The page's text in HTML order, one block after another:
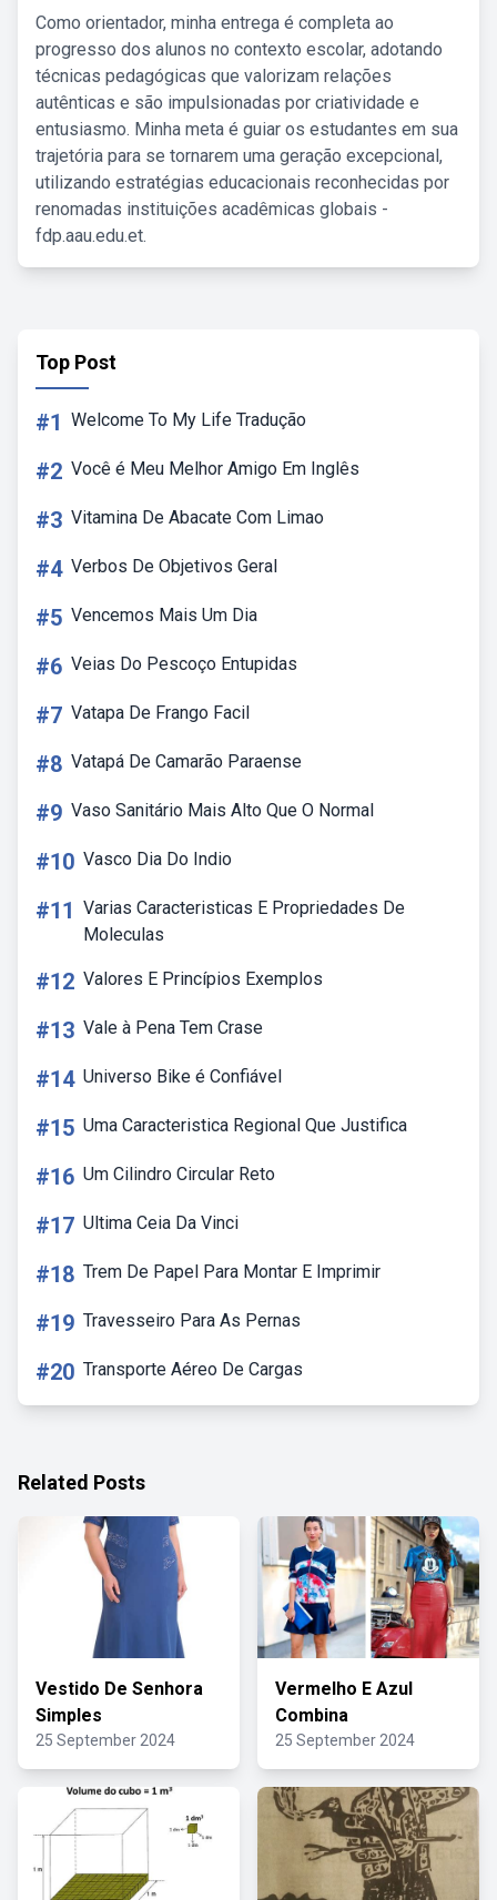
Como orientador, minha entrega é completa ao
progresso dos alunos no contexto escolar, adotando
técnicas pedagógicas que valorizam relações
autênticas e são impulsionadas por criatividade e
entusiasmo. Minha meta é guiar os estudantes em sua
trajetória para se tornarem uma geração excepcional,
utilizando estratégias educacionais reconhecidas por
renomadas instituições acadêmicas globais -
fdp.aau.edu.et.
Top Post
#1 Welcome To My Life Tradução
#2 Você é Meu Melhor Amigo Em Inglês
#3 Vitamina De Abacate Com Limao
#4 Verbos De Objetivos Geral
#5 Vencemos Mais Um Dia
#6 Veias Do Pescoço Entupidas
#7 Vatapa De Frango Facil
#8 Vatapá De Camarão Paraense
#9 Vaso Sanitário Mais Alto Que O Normal
#10 Vasco Dia Do Indio
#11 Varias Caracteristicas E Propriedades De
Moleculas
#12 Valores E Princípios Exemplos
#13 Vale à Pena Tem Crase
#14 Universo Bike é Confiável
#15 Uma Caracteristica Regional Que Justifica
#16 Um Cilindro Circular Reto
#17 Ultima Ceia Da Vinci
#18 Trem De Papel Para Montar E Imprimir
#19 Travesseiro Para As Pernas
#20 Transporte Aéreo De Cargas
Related Posts
Vestido De Senhora
Simples
25 September 2024
Vermelho E Azul
Combina
25 September 2024